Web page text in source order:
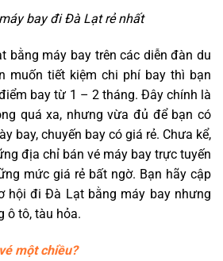
bay đi Đà Lạt rẻ nhất
bằng máy bay trên các diễn đàn du
muốn tiết kiệm chi phí bay thì bạn
bay từ 1 – 2 tháng. Đây chính là
quá xa, nhưng vừa đủ để bạn có
bay, chuyến bay có giá rẻ. Chưa kể,
địa chỉ bán vé máy bay trực tuyến
mức giá rẻ bất ngờ. Bạn hãy cập
hội đi Đà Lạt bằng máy bay nhưng
ô tô, tàu hỏa.
một chiều?